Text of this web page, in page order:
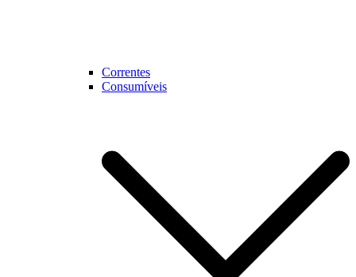
Correntes
Consumíveis